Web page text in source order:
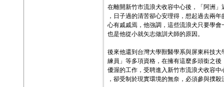
在離開新竹市流浪犬收容中心後，「阿洲
，日子過的清苦卻心安理得，想起過去兩
心有戚戚焉，他強調，這些流浪犬只要學
也是他從小就矢志做訓犬師的原因。
後來他還到台灣大學獸醫學系與屏東科技
練員」等多項資格，在擁有這麼多頭銜之
優渥的工作，受聘進入新竹市流浪犬收容
，卻受制於現實環境的無奈，必須參與撲